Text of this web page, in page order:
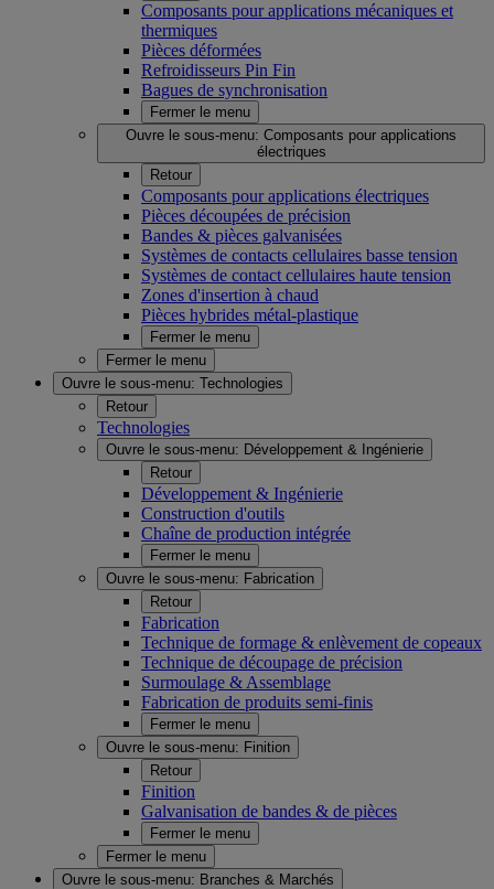
Composants pour applications mécaniques et
thermiques
Pièces déformées
Refroidisseurs Pin Fin
Bagues de synchronisation
Fermer le menu
Ouvre le sous-menu: Composants pour applications
électriques
Retour
Composants pour applications électriques
Pièces découpées de précision
Bandes & pièces galvanisées
Systèmes de contacts cellulaires basse tension
Systèmes de contact cellulaires haute tension
Zones d'insertion à chaud
Pièces hybrides métal-plastique
Fermer le menu
Fermer le menu
Ouvre le sous-menu: Technologies
Retour
Technologies
Ouvre le sous-menu: Développement & Ingénierie
Retour
Développement & Ingénierie
Construction d'outils
Chaîne de production intégrée
Fermer le menu
Ouvre le sous-menu: Fabrication
Retour
Fabrication
Technique de formage & enlèvement de copeaux
Technique de découpage de précision
Surmoulage & Assemblage
Fabrication de produits semi-finis
Fermer le menu
Ouvre le sous-menu: Finition
Retour
Finition
Galvanisation de bandes & de pièces
Fermer le menu
Fermer le menu
Ouvre le sous-menu: Branches & Marchés